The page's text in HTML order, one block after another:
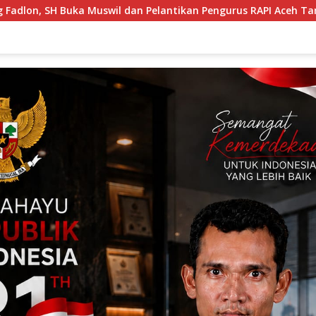
Pengurus RAPI Aceh Tamiang 2026, Tegaskan